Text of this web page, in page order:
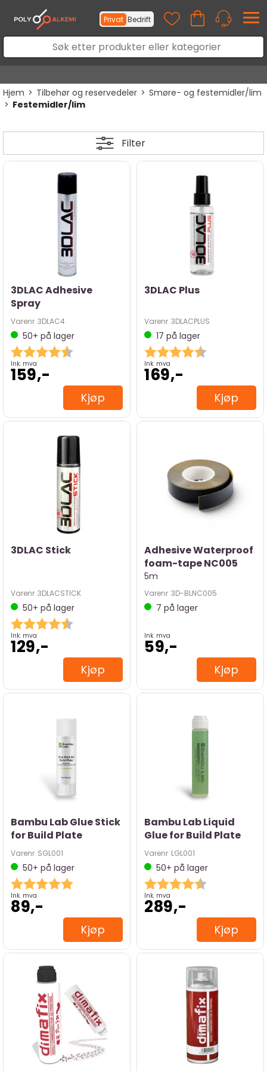
Privat Bedrift
Hjem>Tilbehør og reservedeler>Smøre- og festemidler/lim
>Festemidler/lim
Filter
3DLAC Adhesive
Spray
Varenr 3DLAC4
50+ på lager
Karakter:
Ink. mva
159,-
Kjøp
3DLAC Plus
Varenr 3DLACPLUS
17 på lager
Karakter:
Ink. mva
169,-
Kjøp
3DLAC Stick
Varenr 3DLACSTICK
50+ på lager
Karakter:
Ink. mva
129,-
Kjøp
Adhesive Waterproof
foam-tape NC005
5m
Varenr 3D-BLNC005
7 på lager
Ink. mva
59,-
Kjøp
Bambu Lab Glue Stick
for Build Plate
Varenr SGL001
50+ på lager
Karakter:
Ink. mva
89,-
Kjøp
Bambu Lab Liquid
Glue for Build Plate
Varenr LGL001
50+ på lager
Karakter:
Ink. mva
289,-
Kjøp